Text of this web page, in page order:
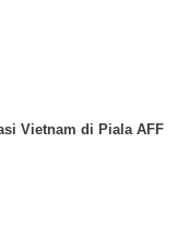
Vietnam di Piala AFF